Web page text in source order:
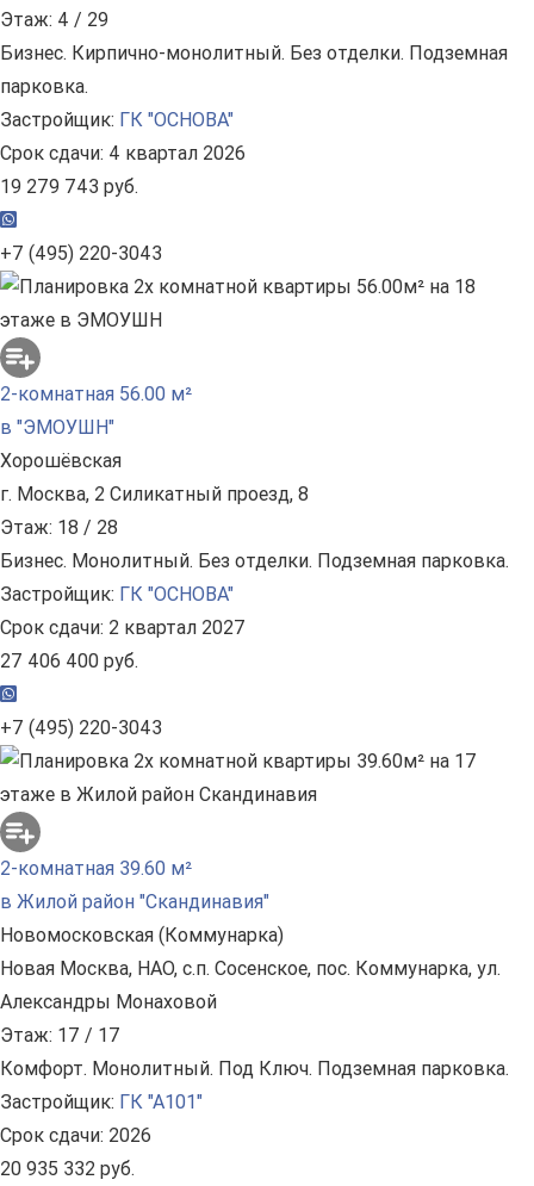
Этаж: 4 / 29
Бизнес. Кирпично-монолитный. Без отделки. Подземная
парковка.
Застройщик: ГК "ОСНОВА"
Срок сдачи: 4 квартал 2026
19 279 743 руб.
+7 (495) 220-3043
2-комнатная 56.00 м²
в "ЭМОУШН"
Хорошёвская
г. Москва, 2 Силикатный проезд, 8
Этаж: 18 / 28
Бизнес. Монолитный. Без отделки. Подземная парковка.
Застройщик: ГК "ОСНОВА"
Срок сдачи: 2 квартал 2027
27 406 400 руб.
+7 (495) 220-3043
2-комнатная 39.60 м²
в Жилой район "Скандинавия"
Новомосковская (Коммунарка)
Новая Москва, НАО, с.п. Сосенское, пос. Коммунарка, ул.
Александры Монаховой
Этаж: 17 / 17
Комфорт. Монолитный. Под Ключ. Подземная парковка.
Застройщик: ГК "А101"
Срок сдачи: 2026
20 935 332 руб.